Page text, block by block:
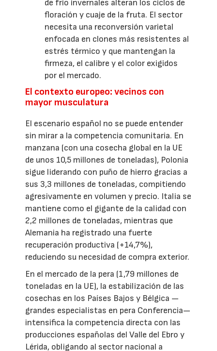
de frío invernales alteran los ciclos de
floración y cuaje de la fruta. El sector
necesita una reconversión varietal
enfocada en clones más resistentes al
estrés térmico y que mantengan la
firmeza, el calibre y el color exigidos
por el mercado.
El contexto europeo: vecinos con
mayor musculatura
El escenario español no se puede entender
sin mirar a la competencia comunitaria. En
manzana (con una cosecha global en la UE
de unos 10,5 millones de toneladas), Polonia
sigue liderando con puño de hierro gracias a
sus 3,3 millones de toneladas, compitiendo
agresivamente en volumen y precio. Italia se
mantiene como el gigante de la calidad con
2,2 millones de toneladas, mientras que
Alemania ha registrado una fuerte
recuperación productiva (+14,7%),
reduciendo su necesidad de compra exterior.
En el mercado de la pera (1,79 millones de
toneladas en la UE), la estabilización de las
cosechas en los Países Bajos y Bélgica —
grandes especialistas en pera Conferencia—
intensifica la competencia directa con las
producciones españolas del Valle del Ebro y
Lérida, obligando al sector nacional a